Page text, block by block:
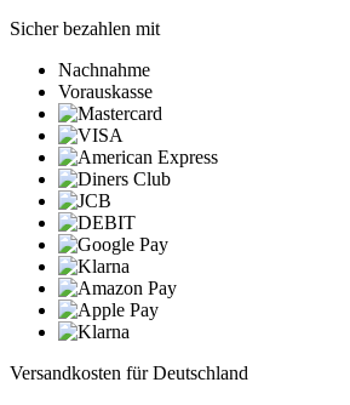
Sicher bezahlen mit
Nachnahme
Vorauskasse
Versandkosten für Deutschland